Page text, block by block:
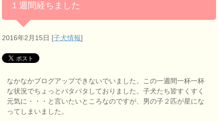
１週間経ちました
2016年2月15日 [子犬情報]
なかなかブログアップできないでいました。この一週間一杯一杯
な状況でちょっとバタバタしておりました。子犬たち皆すくすく
元気に・・・と言いたいところなのですが、男の子２匹が星にな
ってしまいました。